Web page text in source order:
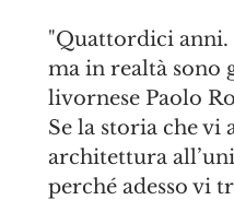
"Quattordici anni.
ma in realtà sono
livornese Paolo
Se la storia che vi
architettura
perché adesso vi